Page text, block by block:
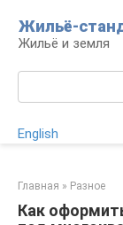
контенту
Жильё-
Жильё и земля
English
Главная » Разное
Как